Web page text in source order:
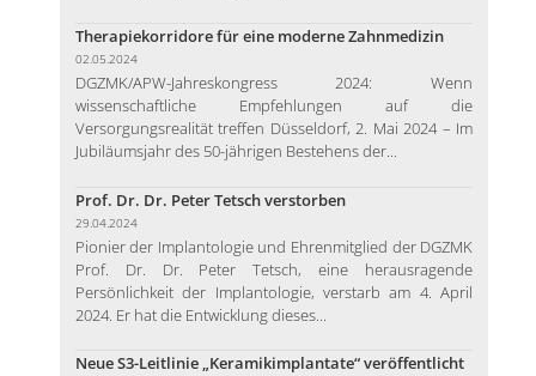
Therapiekorridore für eine moderne Zahnmedizin
02.05.2024
DGZMK/APW-Jahreskongress 2024: Wenn
wissenschaftliche Empfehlungen auf die
Versorgungsrealität treffen Düsseldorf, 2. Mai 2024 – Im
Jubiläumsjahr des 50-jährigen Bestehens der...
Prof. Dr. Dr. Peter Tetsch verstorben
29.04.2024
Pionier der Implantologie und Ehrenmitglied der DGZMK
Prof. Dr. Dr. Peter Tetsch, eine herausragende
Persönlichkeit der Implantologie, verstarb am 4. April
2024. Er hat die Entwicklung dieses...
Neue S3-Leitlinie „Keramikimplantate“ veröffentlicht